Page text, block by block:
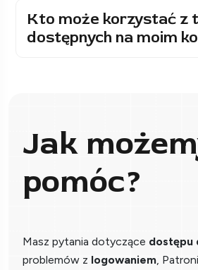
Kto może korzystać z
dostępnych na moim
Jak
pomóc?
Masz pytania dotyczące dostępu
problemów z logowaniem,